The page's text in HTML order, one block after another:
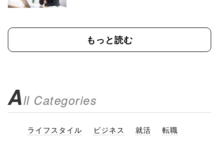
もっと読む
All Categories
ライフスタイル ビジネス 就活 転職